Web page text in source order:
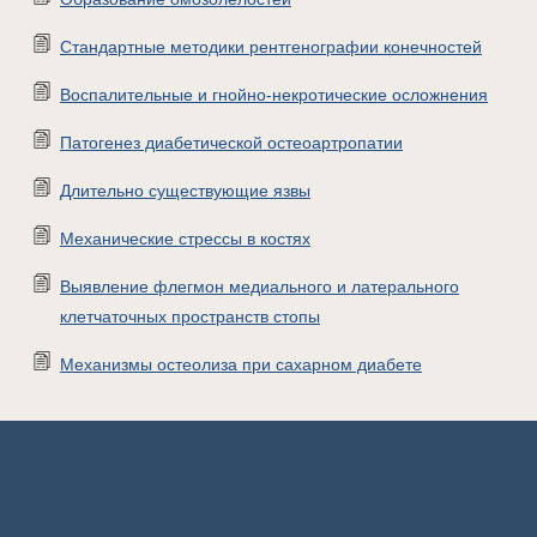
Стандартные методики рентгенографии конечностей
Воспалительные и гнойно-некротические осложнения
Патогенез диабетической остеоартропатии
Длительно существующие язвы
Механические стрессы в костях
Выявление флегмон медиального и латерального
клетчаточных пространств стопы
Механизмы остеолиза при сахарном диабете